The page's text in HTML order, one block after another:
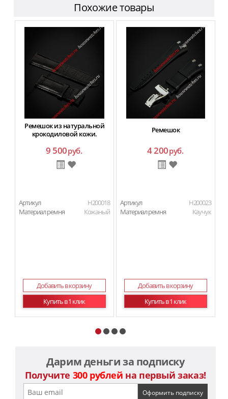
Похожие товары
Ремешок из натуральной
крокодиловой кожи.
9 500руб.
Артикул
H200018
Материал ремня
Кожаный
Добавить в корзину
Купить в 1 клик
Ремешок
4 200руб.
Артикул
H200023
Материал ремня
Каучук
Добавить в корзину
Купить в 1 клик
Дарим деньги за подписку
Получите 300 рублей на первый заказ!